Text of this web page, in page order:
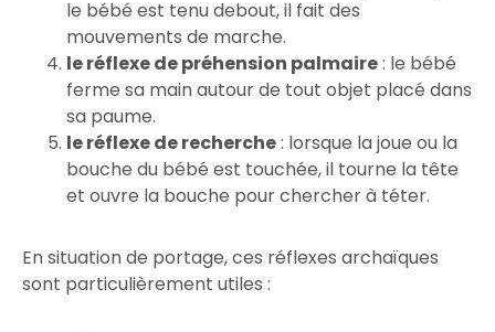
le bébé est tenu debout, il fait des
mouvements de marche.
le réflexe de préhension palmaire: le bébé
ferme sa main autour de tout objet placé dans
sa paume.
le réflexe de recherche: lorsque la joue ou la
bouche du bébé est touchée, il tourne la tête
et ouvre la bouche pour chercher à téter.
En situation de portage, ces réflexes archaïques
sont particulièrement utiles :